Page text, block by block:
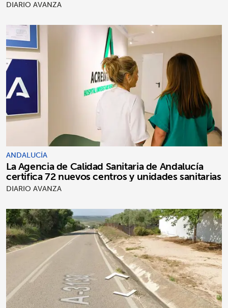
DIARIO AVANZA
ANDALUCÍA
La Agencia de Calidad Sanitaria de Andalucía
certifica 72 nuevos centros y unidades sanitarias
DIARIO AVANZA